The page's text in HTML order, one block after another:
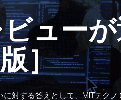
ュー
］
対する答えとして、MITテク